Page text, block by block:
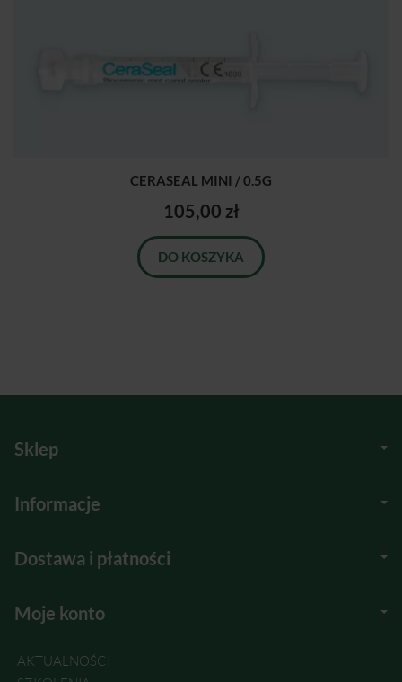
CERASEAL MINI / 0.5G
105,00 zł
DO KOSZYKA
Sklep
Informacje
Dostawa i płatności
Moje konto
AKTUALNOŚCI